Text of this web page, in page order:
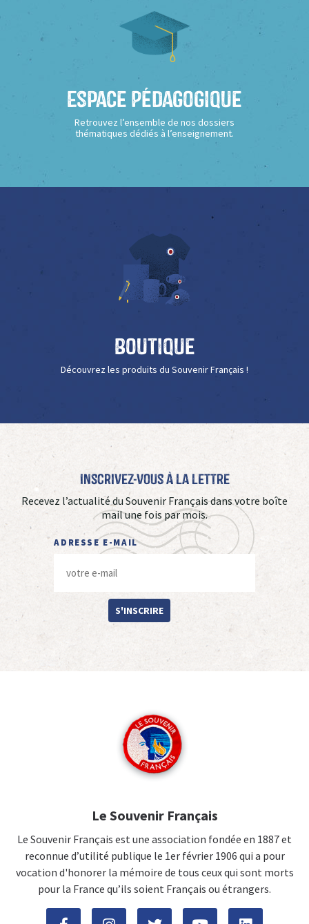
Espace Pédagogique
Retrouvez l’ensemble de nos dossiers
thématiques dédiés à l’enseignement.
Boutique
Découvrez les produits du Souvenir Français !
Inscrivez-vous à La Lettre
Recevez l’actualité du Souvenir Français dans votre boîte
mail une fois par mois.
ADRESSE E-MAIL
S'INSCRIRE
Le Souvenir Français
Le Souvenir Français est une association fondée en 1887 et
reconnue d’utilité publique le 1er février 1906 qui a pour
vocation d'honorer la mémoire de tous ceux qui sont morts
pour la France qu’ils soient Français ou étrangers.